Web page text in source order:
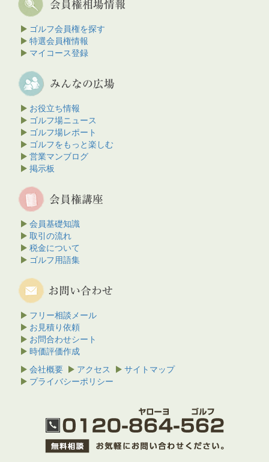
ゴルフ会員権を探す
特選会員権情報
マイコース登録
お役立ち情報
ゴルフ場ニュース
ゴルフ場レポート
ゴルフをもっと楽しむ
営業マンブログ
掲示板
会員基礎知識
取引の流れ
税金について
ゴルフ用語集
フリー相談メール
お見積り依頼
お問合わせシート
時価評価作成
会社概要
アクセス
サイトマップ
プライバシーポリシー